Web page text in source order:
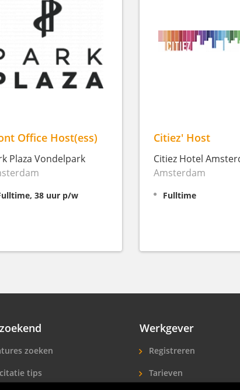
Office Host(ess)
Plaza Vondelpark
38 uur p/w
Citiez' Host
Citiez Hotel
Amsterdam
Fulltime
zoeken
tips
Werkgever
Registreren
Tarieven